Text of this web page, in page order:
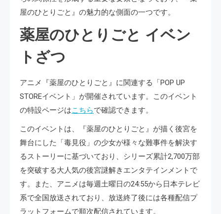
屋のひとりごと』の魅力的な側面の一つです​​​​​​。
薬屋のひとりごと イベン
トざつ
アニメ『薬屋のひとりごと』に関連する「POP UP
STOREイベント」が開催されています。このイベント
の特設ページはこちらで確認できます。
このイベントは、『薬屋のひとりごと』が描く後宮を
舞台にした「毒見役」の少女が様々な難事件を解決す
るストーリーに基づいており、シリーズ累計2,700万部
を突破する大人気の後宮謎解きエンタテインメントで
す。また、アニメは毎週土曜日の24:55から日本テレビ
系で全国放送されており、放送終了後には各種配信プ
ラットフォームで順次配信されています。 ​